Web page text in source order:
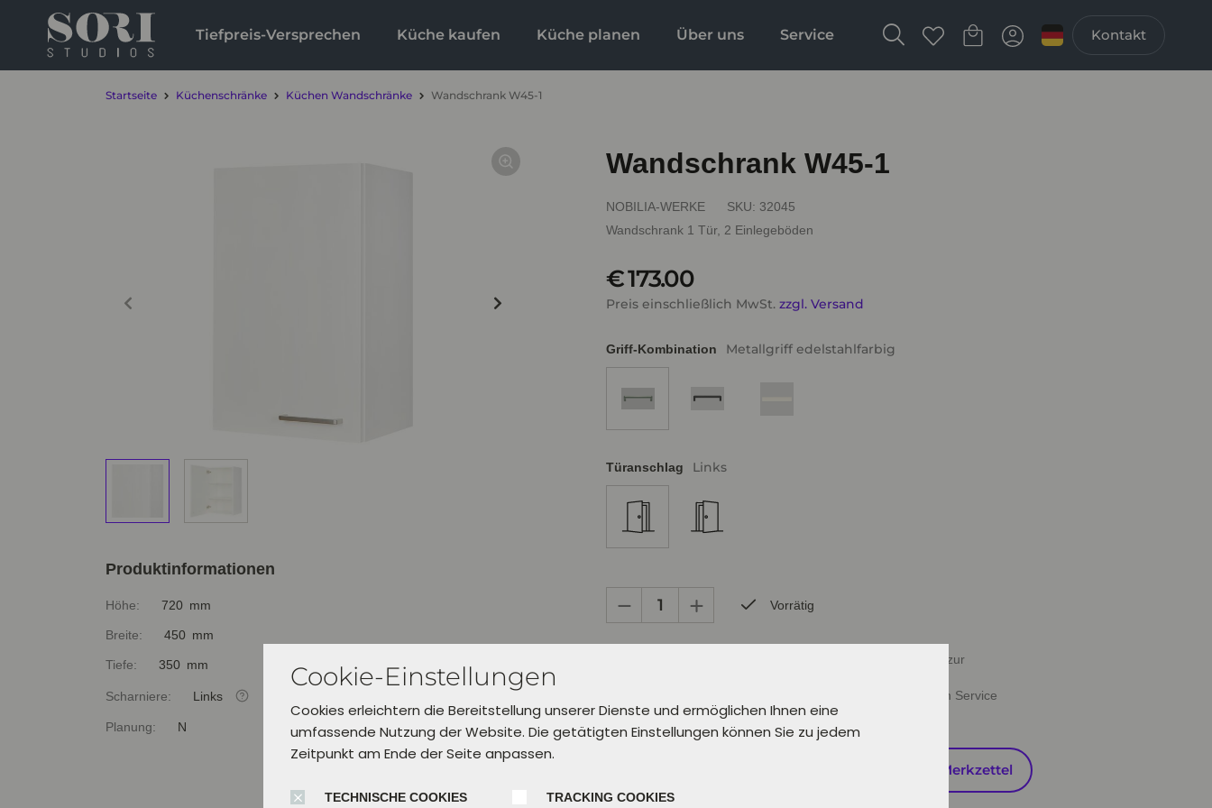
Cookie-Einstellungen
Cookies erleichtern die Bereitstellung unserer Dienste und ermöglichen Ihnen eine
umfassende Nutzung der Website. Die getätigten Einstellungen können Sie zu jedem
Zeitpunkt am Ende der Seite anpassen.
TECHNISCHE COOKIES TRACKING COOKIES
Tiefpreis-Versprechen Küche kaufen Küche planen Über uns Service Kontakt
Startseite Küchenschränke Küchen Wandschränke Wandschrank W45-1
Produktinformationen
Höhe: 720 mm
Breite: 450 mm
Tiefe: 350 mm
Scharniere: Links
Planung: N
Wandschrank W45-1
NOBILIA-WERKE SKU: 32045
Wandschrank 1 Tür, 2 Einlegeböden
€ 173.00
Preis einschließlich MwSt. zzgl. Versand
Griff-Kombination Metallgriff edelstahlfarbig
Türanschlag Links
Vorrätig
Bereits zur Abholung in Verl innerhalb von 24 Stunden oder zur
Wähle dafür unter "Einkauf abschließen" deine gewünschten Service
aus.
Auf den Merkzettel